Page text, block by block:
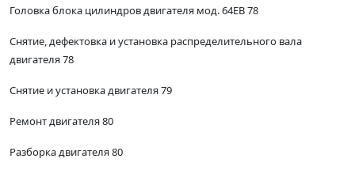
Головка блока цилиндров двигателя мод. 64ЕВ 78
Снятие, дефектовка и установка распределительного вала
двигателя 78
Снятие и установка двигателя 79
Ремонт двигателя 80
Разборка двигателя 80